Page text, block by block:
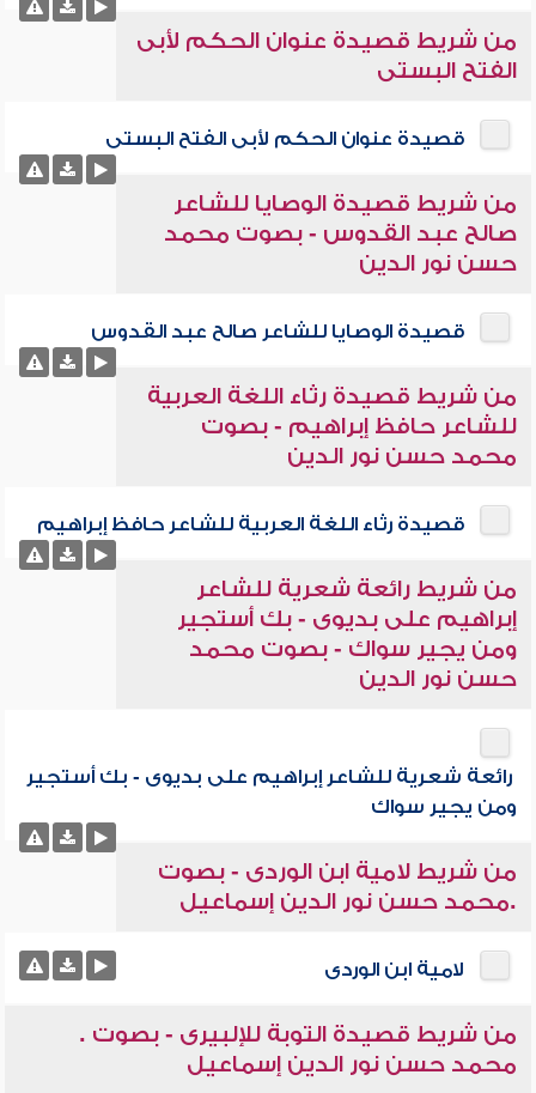
من شريط قصيدة عنوان الحكم لأبى
الفتح البستى
قصيدة عنوان الحكم لأبى الفتح البستى
من شريط قصيدة الوصايا للشاعر
صالح عبد القدوس - بصوت محمد
حسن نور الدين
قصيدة الوصايا للشاعر صالح عبد القدوس
من شريط قصيدة رثاء اللغة العربية
للشاعر حافظ إبراهيم - بصوت
محمد حسن نور الدين
قصيدة رثاء اللغة العربية للشاعر حافظ إبراهيم
من شريط رائعة شعرية للشاعر
إبراهيم على بديوى - بك أستجير
ومن يجير سواك - بصوت محمد
حسن نور الدين
رائعة شعرية للشاعر إبراهيم على بديوى - بك أستجير
ومن يجير سواك
من شريط لامية ابن الوردى - بصوت
.محمد حسن نور الدين إسماعيل
لامية ابن الوردى
من شريط قصيدة التوبة للإلبيرى - بصوت .
محمد حسن نور الدين إسماعيل